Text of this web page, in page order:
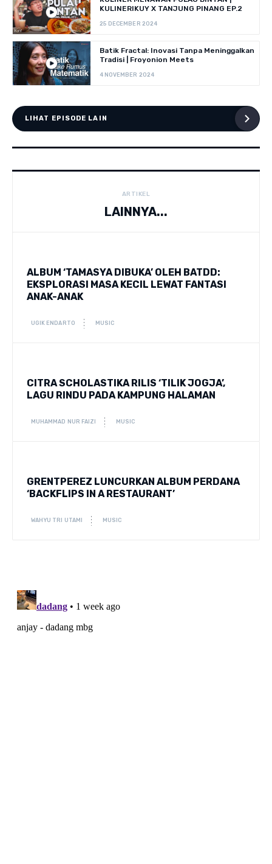
KULINERIKUY X TANJUNG PINANG EP.2
25 DECEMBER 2024
Batik Fractal: Inovasi Tanpa Meninggalkan
Tradisi | Froyonion Meets
4 NOVEMBER 2024
LIHAT EPISODE LAIN
ARTIKEL
LAINNYA...
ALBUM ‘TAMASYA DIBUKA’ OLEH BATDD:
EKSPLORASI MASA KECIL LEWAT FANTASI
ANAK-ANAK
UGIK ENDARTO MUSIC
CITRA SCHOLASTIKA RILIS ‘TILIK JOGJA’,
LAGU RINDU PADA KAMPUNG HALAMAN
MUHAMMAD NUR FAIZI MUSIC
GRENTPEREZ LUNCURKAN ALBUM PERDANA
‘BACKFLIPS IN A RESTAURANT’
WAHYU TRI UTAMI MUSIC